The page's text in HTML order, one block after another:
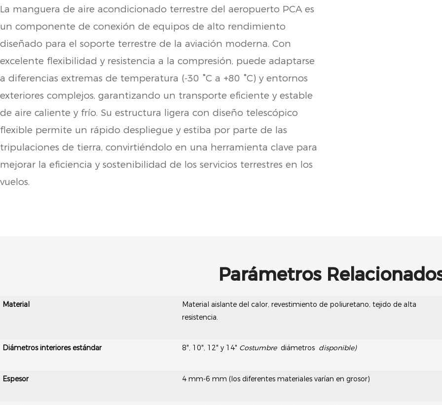
La manguera de aire acondicionado terrestre del aeropuerto PCA es
un componente de conexión de equipos de alto rendimiento
diseñado para el soporte terrestre de la aviación moderna. Con
excelente flexibilidad y resistencia a la compresión, puede adaptarse
a diferencias extremas de temperatura (-30 °C a +80 °C) y entornos
exteriores complejos, garantizando un transporte eficiente y estable
de aire caliente y frío. Su estructura ligera con diseño telescópico
flexible permite un rápido despliegue y estiba por parte de las
tripulaciones de tierra, convirtiéndolo en una herramienta clave para
mejorar la eficiencia y sostenibilidad de los servicios terrestres en los
vuelos.
Parámetros
Material
Material aislante del calor, revestimiento de poliuretano, tejido de alta
resistencia.
Diámetros interiores estándar 8″, 10″, 12″ y 14″ Costumbre diámetros disponible)
Espesor 4 mm-6 mm (los diferentes materiales varían en grosor)